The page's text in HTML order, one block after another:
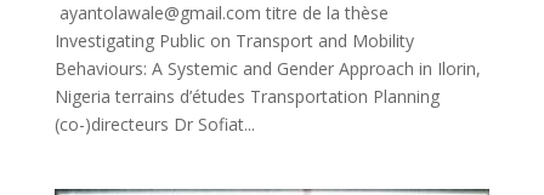
ayantolawale@gmail.com titre de la thèse
Investigating Public on Transport and Mobility
Behaviours: A Systemic and Gender Approach in Ilorin,
Nigeria terrains d’études Transportation Planning
(co-)directeurs Dr Sofiat...